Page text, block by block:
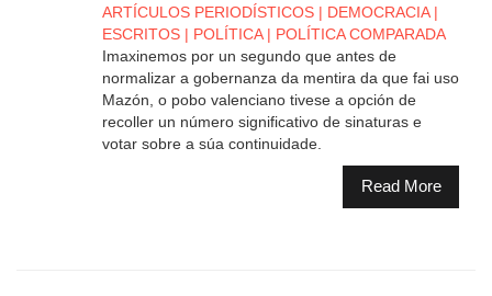
ARTÍCULOS PERIODÍSTICOS| DEMOCRACIA|
ESCRITOS| POLÍTICA| POLÍTICA COMPARADA
Imaxinemos por un segundo que antes de
normalizar a gobernanza da mentira da que fai uso
Mazón, o pobo valenciano tivese a opción de
recoller un número significativo de sinaturas e
votar sobre a súa continuidade.
Read More